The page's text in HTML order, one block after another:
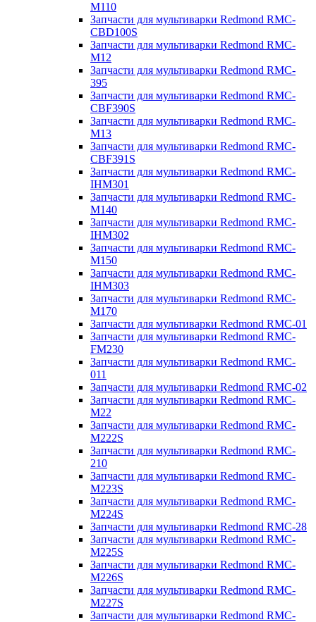
M110
Запчасти для мультиварки Redmond RMC-
CBD100S
Запчасти для мультиварки Redmond RMC-
M12
Запчасти для мультиварки Redmond RMC-
395
Запчасти для мультиварки Redmond RMC-
CBF390S
Запчасти для мультиварки Redmond RMC-
M13
Запчасти для мультиварки Redmond RMC-
CBF391S
Запчасти для мультиварки Redmond RMC-
IHM301
Запчасти для мультиварки Redmond RMC-
M140
Запчасти для мультиварки Redmond RMC-
IHM302
Запчасти для мультиварки Redmond RMC-
M150
Запчасти для мультиварки Redmond RMC-
IHM303
Запчасти для мультиварки Redmond RMC-
M170
Запчасти для мультиварки Redmond RMC-01
Запчасти для мультиварки Redmond RMC-
FM230
Запчасти для мультиварки Redmond RMC-
011
Запчасти для мультиварки Redmond RMC-02
Запчасти для мультиварки Redmond RMC-
M22
Запчасти для мультиварки Redmond RMC-
M222S
Запчасти для мультиварки Redmond RMC-
210
Запчасти для мультиварки Redmond RMC-
M223S
Запчасти для мультиварки Redmond RMC-
M224S
Запчасти для мультиварки Redmond RMC-28
Запчасти для мультиварки Redmond RMC-
M225S
Запчасти для мультиварки Redmond RMC-
M226S
Запчасти для мультиварки Redmond RMC-
M227S
Запчасти для мультиварки Redmond RMC-